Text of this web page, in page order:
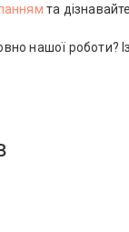
та
нашої роботи?